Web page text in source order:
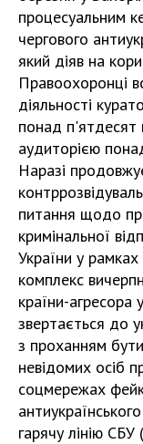
процесуальним
чергового
який діяв на
Правоохоронці
діяльності
понад п'ятдесят
аудиторією
Наразі
питання щодо
кримінальної
України у рамках
комплекс
країни-
звертається до
з проханням
невідомих осіб
соцмережах
гарячу лінію